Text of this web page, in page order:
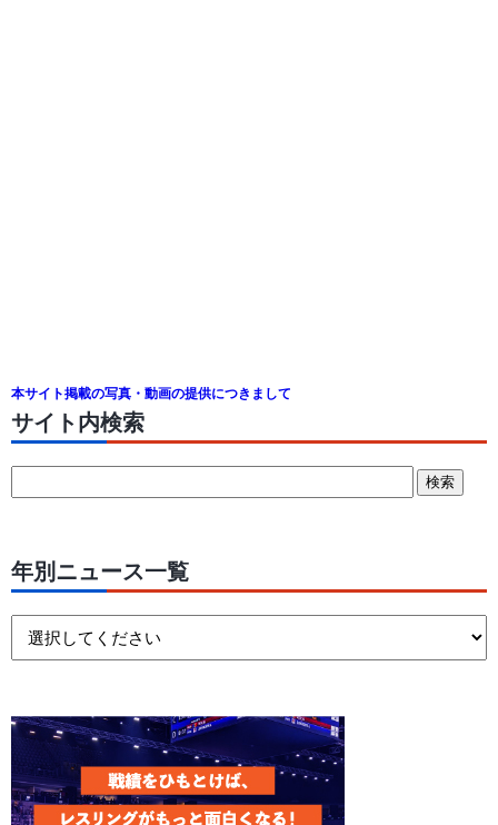
本サイト掲載の写真・動画の提供につきまして
サイト内検索
年別ニュース一覧